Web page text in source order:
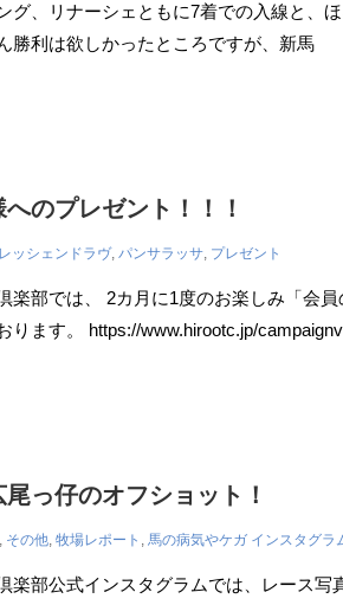
グ、リナーシェともに7着での入線と、
勝利は欲しかったところですが、新馬
のプレゼント！！！
ッシェンドラヴ, パンサラッサ, プレゼント
楽部では、 2カ月に1度のお楽しみ「会
ります。 https://www.hirootc.jp/
っ仔のオフショット！
, その他, 牧場レポート , 馬の病気やケガ インスタグラ
楽部公式インスタグラムでは、レース写